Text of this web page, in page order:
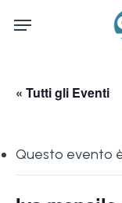
Menu
« Tutti gli Eventi
Questo evento